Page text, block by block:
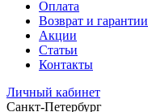
Оплата
Возврат и гарантии
Акции
Статьи
Контакты
Личный кабинет
Санкт-Петербург